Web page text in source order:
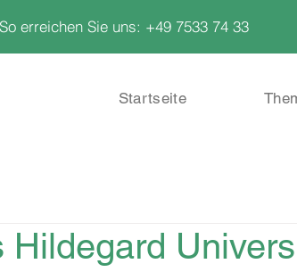
So erreichen Sie uns: +49 7533 74 33
Startseite
Hildegard